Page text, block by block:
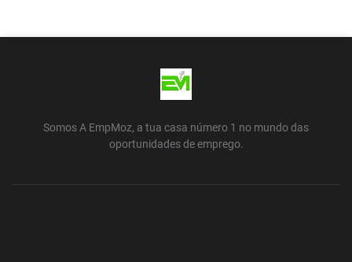
Somos A EmpMoz, a tua casa número 1 no mundo das
oportunidades de emprego.